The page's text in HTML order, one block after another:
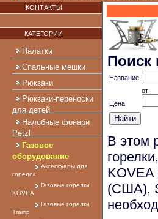
КОНТАКТЫ
КАТЕГОРИИ
Палатки
Спальные мешки
Рюкзаки
Рюкзаки-переноски
для детей
Налобные фонари
Petzl
Газовое
оборудование
Аксессуары для
горелок
Газовые горелки
KOVEA
Газовые горелки
Tramp
Поиск
Название
Цена
от
В этом
(США),